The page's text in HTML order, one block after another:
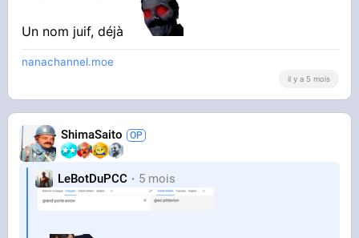
Un nom juif, déjà
nanachannel.moe
il y a 5 mois
ShimaSaito
LeBotDuPCC 5 mois